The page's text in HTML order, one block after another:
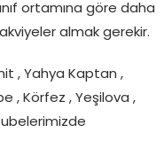
ortamına göre daha
almak gerekir.
, Yahya Kaptan ,
, Körfez , Yeşilova ,